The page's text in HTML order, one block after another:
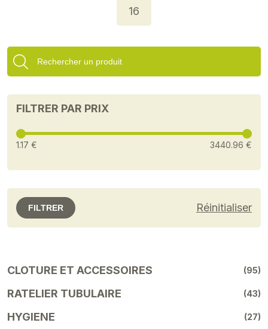
FILTRER PAR PRIX
1.17 € 3440.96 €
FILTRER Réinitialiser
CLOTURE ET ACCESSOIRES (95)
RATELIER TUBULAIRE (43)
HYGIENE (27)
16